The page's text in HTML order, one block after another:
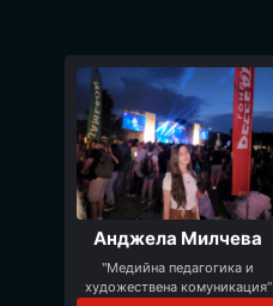
Анджела Милчева
"Медийна педагогика и
художествена комуникация“